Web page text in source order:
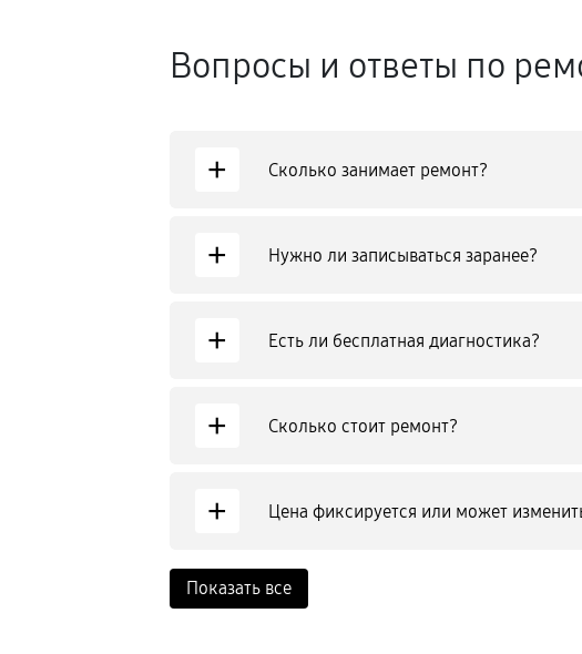
Вопросы и ответы по
+ Сколько занимает ремонт?
+ Нужно ли записываться заранее?
+ Есть ли бесплатная диагностика?
+ Сколько стоит ремонт?
+ Цена фиксируется или может
Показать все